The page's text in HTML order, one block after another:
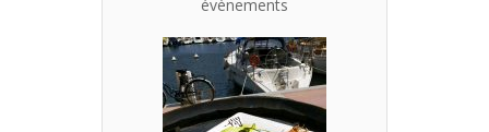
évènements